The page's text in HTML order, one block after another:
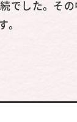
でした。そ